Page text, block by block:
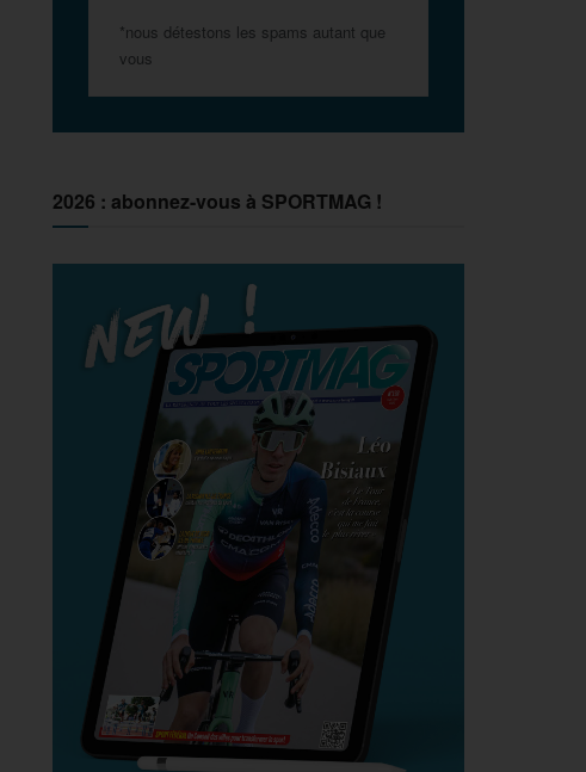
*nous détestons les spams autant que
vous
2026 : abonnez-vous à SPORTMAG !